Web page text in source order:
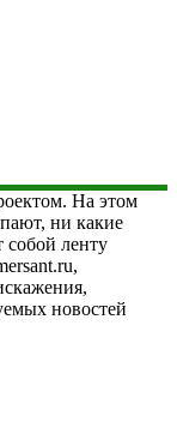
На этом
ни какие
собой ленту
новостей